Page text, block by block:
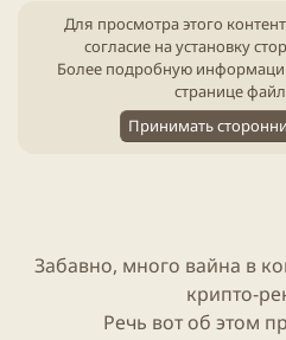
и
Для просмотра этого
согласие на установку
Более подробную
странице
Принимать
Забавно, много вайна в
крипто-
Речь вот об этом